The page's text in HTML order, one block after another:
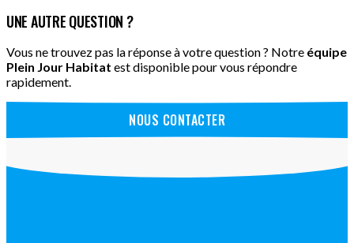
UNE AUTRE QUESTION ?
Vous ne trouvez pas la réponse à votre question ? Notre équipe
Plein Jour Habitat est disponible pour vous répondre
rapidement.
NOUS CONTACTER